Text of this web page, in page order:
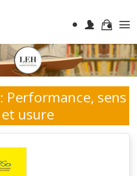
Performance, sens
et usure